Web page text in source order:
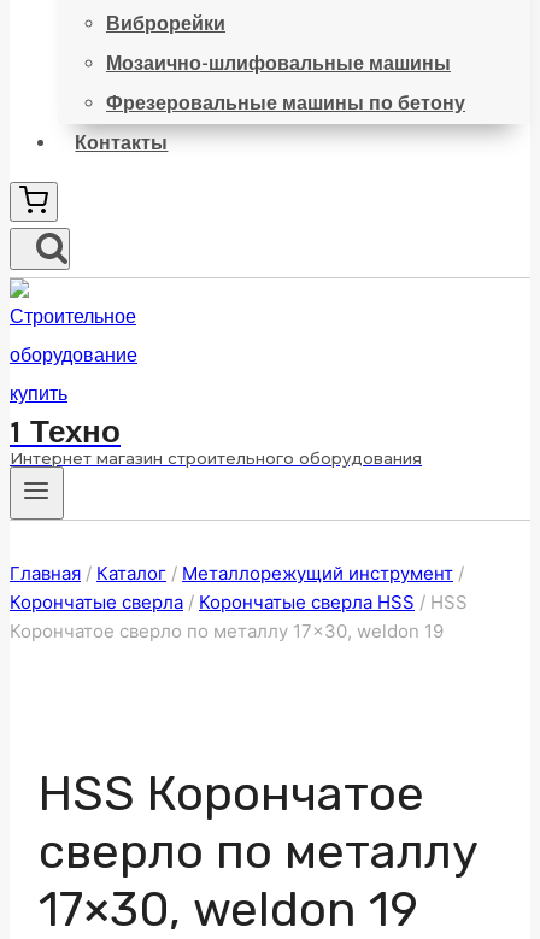
Виброрейки
Мозаично-шлифовальные машины
Фрезеровальные машины по бетону
Контакты
1 Техно
Интернет магазин строительного оборудования
Главная / Каталог / Металлорежущий инструмент /
Корончатые сверла / Корончатые сверла HSS / HSS
Корончатое сверло по металлу 17×30, weldon 19
HSS Корончатое
сверло по металлу
17×30, weldon 19